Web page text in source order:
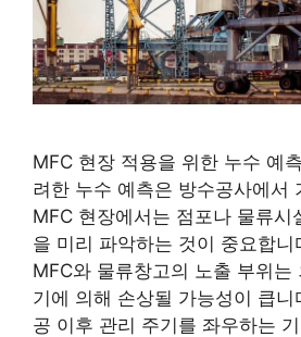
MFC 현장 적용을 위한 누수 예
려한 누수 예측은 방수공사에서
MFC 현장에서는 점포나 물류시
을 미리 파악하는 것이 중요합니
MFC와 물류창고의 노출 부위는
기에 의해 손상될 가능성이 큽니
공 이후 관리 주기를 좌우하는